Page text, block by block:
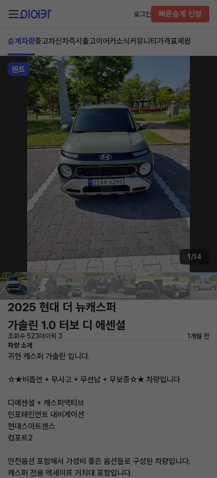
로그인 빠른승계 신청
승계차량중고차신차즉시출고이어카소식커뮤니티 가격표제원
렌트
1/14
2025 현대 더 뉴캐스퍼
가솔린 1.0 터보 디 에센셜
조회수 523마이픽 3
1개월 전
차량 소개
귀한 캐스퍼 가솔린 입니다.
☆★비흡연 + 무사고 + 무선납 + 무보증☆★ 차량입니다
디에센셜 + 캐스퍼액티브
인포테인먼트 내비게이션
현대스마트센스
컴포트2
안전옵션 포함해서 가성비 좋은 옵션들로 구성된 차량입니다.
캐스퍼 전용 맥세이프 거치대 포함입니다.